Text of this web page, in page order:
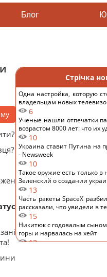
Блог
Стрічка
Одна настройка, которую
владельцам новых
6
Ученые нашли отпечатки
возрастом 8000 лет: что их
10
Украина ставит Путина на
- Newsweek
10
Такое оружие есть только в
Зеленский о создании
13
Часть ракеты SpaceX
рассказали, что увидели в
15
Никитюк с годовалым
горы и нарвалась на хейт
13